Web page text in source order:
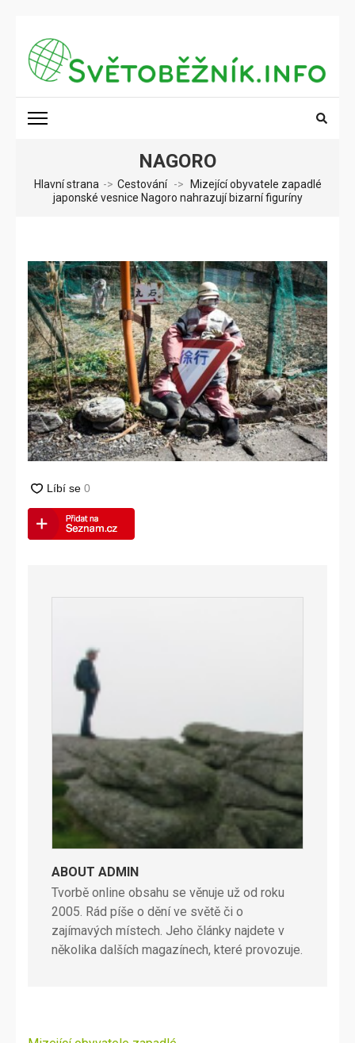
obsah
(stiskněte
Enter)
SVĚTOBĚŽNÍK.INFO
NAGORO
Hlavní strana -> Cestování ->
Mizející obyvatele zapadlé
japonské vesnice Nagoro nahrazují bizarní figuríny
ABOUT ADMIN
Tvorbě online obsahu se věnuje už od roku
2005. Rád píše o dění ve světě či o
zajímavých místech. Jeho články najdete v
několika dalších magazínech, které provozuje.